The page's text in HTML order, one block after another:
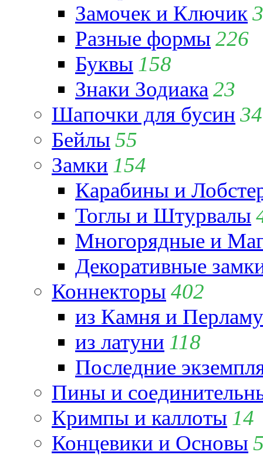
Замочек и Ключик
Разные формы 226
Буквы 158
Знаки Зодиака 23
Шапочки для бусин 34
Бейлы 55
Замки 154
Карабины и
Тоглы и Штурвалы
Многорядные и
Декоративные
Коннекторы 402
из Камня и
из латуни 118
Последние
Пины и
Кримпы и каллоты 14
Концевики и Основы